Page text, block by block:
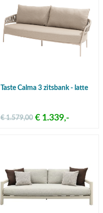
Taste Calma 3 zitsbank - latte
€ 1.339,-
€ 1.579,00